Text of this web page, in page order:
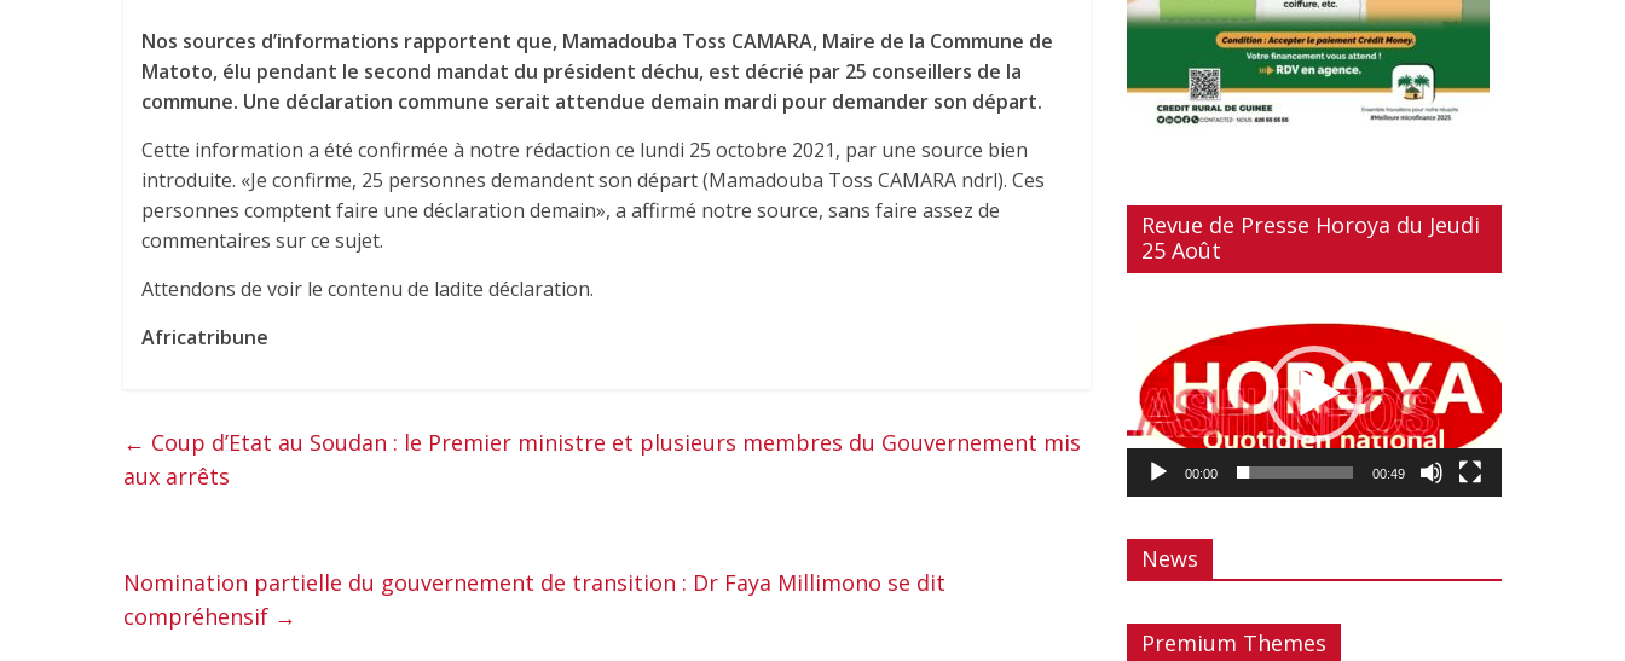
Nos sources d’informations rapportent que, Mamadouba Toss CAMARA, Maire de la Commune de
Matoto, élu pendant le second mandat du président déchu, est décrié par 25 conseillers de la
commune. Une déclaration commune serait attendue demain mardi pour demander son départ.
Cette information a été confirmée à notre rédaction ce lundi 25 octobre 2021, par une source bien
introduite. «Je confirme, 25 personnes demandent son départ (Mamadouba Toss CAMARA ndrl). Ces
personnes comptent faire une déclaration demain», a affirmé notre source, sans faire assez de
commentaires sur ce sujet.
Attendons de voir le contenu de ladite déclaration.
Africatribune
← Coup d’Etat au Soudan : le Premier ministre et plusieurs membres du Gouvernement mis
aux arrêts
Nomination partielle du gouvernement de transition : Dr Faya Millimono se dit
compréhensif →
Revue de Presse Horoya du Jeudi
25 Août
00:00 00:49
News
Premium Themes